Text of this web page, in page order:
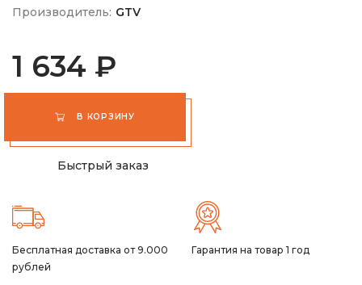
Производитель: GTV
1 634 ₽
В КОРЗИНУ
Быстрый заказ
Бесплатная доставка от 9.000
рублей
Гарантия на товар 1 год